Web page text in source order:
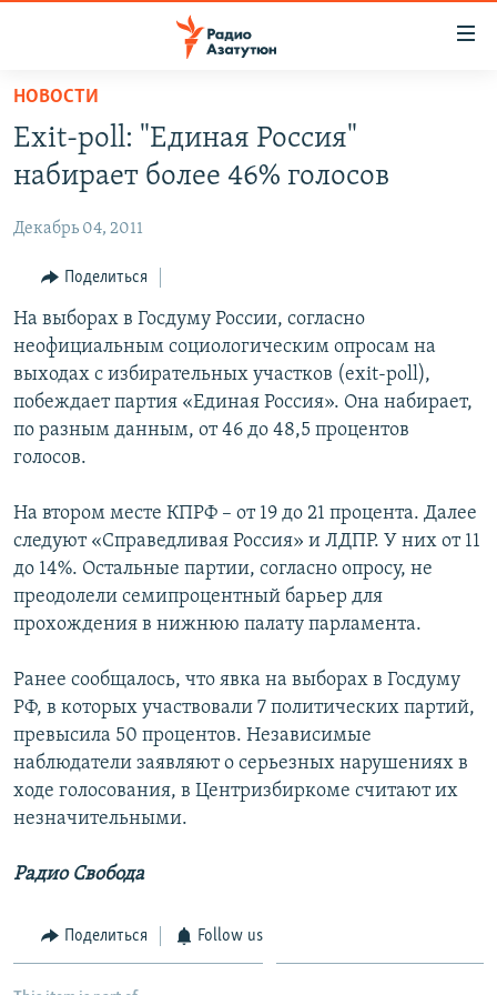
Перейти
основному
содержанию
навигации
Перейти
поиску
НОВОСТИ
ПОЛИТИКА
ОБЩЕСТВО
ЭКОНОМИКА
РЕГИОН
НАГОРНЫЙ КАРАБАХ
КУЛЬТУРА
СПОРТ
Հայերեն
English
Русский
Все сайты Радио Азатутюн
НОВОСТИ
Exit-poll: "Единая Россия"
набирает более 46% голосов
Декабрь 04, 2011
Поделиться
На выборах в Госдуму России, согласно
неофициальным социологическим опросам на
выходах с избирательных участков (exit-poll),
побеждает партия «Единая Россия». Она набирает,
по разным данным, от 46 до 48,5 процентов
голосов.
На втором месте КПРФ – от 19 до 21 процента. Далее
следуют «Справедливая Россия» и ЛДПР. У них от 11
до 14%. Остальные партии, согласно опросу, не
преодолели семипроцентный барьер для
прохождения в нижнюю палату парламента.
Ранее сообщалось, что явка на выборах в Госдуму
РФ, в которых участвовали 7 политических партий,
превысила 50 процентов. Независимые
наблюдатели заявляют о серьезных нарушениях в
ходе голосования, в Центризбиркоме считают их
незначительными.
Радио Свобода
Поделиться Follow us